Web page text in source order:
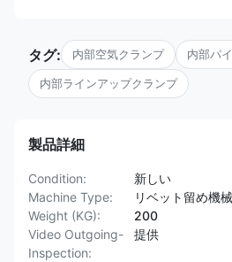
タグ: 内部空気クランプ 内部パ
内部ラインアップクランプ
製品詳細
Condition:
新しい
Machine Type:
リベット留め機械
Weight (KG):
200
Video Outgoing-
Inspection:
提供